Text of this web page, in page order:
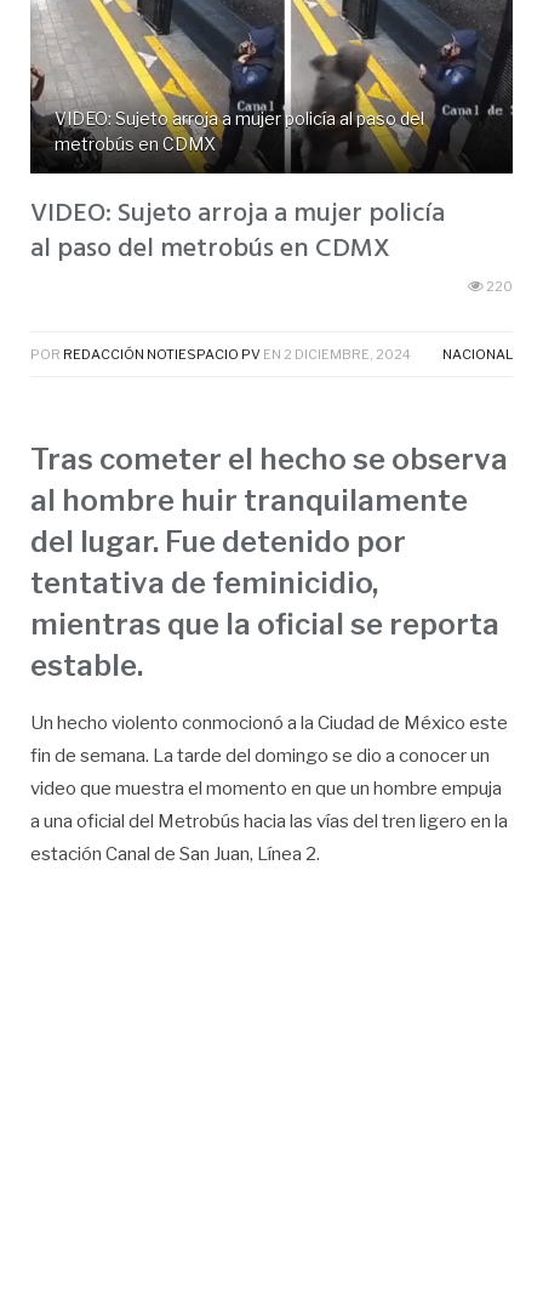
VIDEO: Sujeto arroja a mujer policía al paso del
metrobús en CDMX
VIDEO: Sujeto arroja a mujer policía
al paso del metrobús en CDMX
220
POR REDACCIÓN NOTIESPACIO PV EN 2 DICIEMBRE, 2024 NACIONAL
Tras cometer el hecho se observa
al hombre huir tranquilamente
del lugar. Fue detenido por
tentativa de feminicidio,
mientras que la oficial se reporta
estable.
Un hecho violento conmocionó a la Ciudad de México este
fin de semana. La tarde del domingo se dio a conocer un
video que muestra el momento en que un hombre empuja
a una oficial del Metrobús hacia las vías del tren ligero en la
estación Canal de San Juan, Línea 2.